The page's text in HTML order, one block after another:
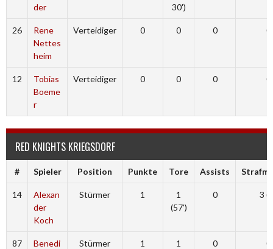
der
30')
26
Rene
Nettes
heim
Verteidiger 0 0 0 0
12
Tobias
Boeme
r
Verteidiger 0 0 0 0
RED KNIGHTS KRIEGSDORF
# Spieler Position Punkte Tore Assists
14
Alexan
der
Koch
Stürmer 1
1
(57')
0 3
87
Benedi
Stürmer 1
1
0 0